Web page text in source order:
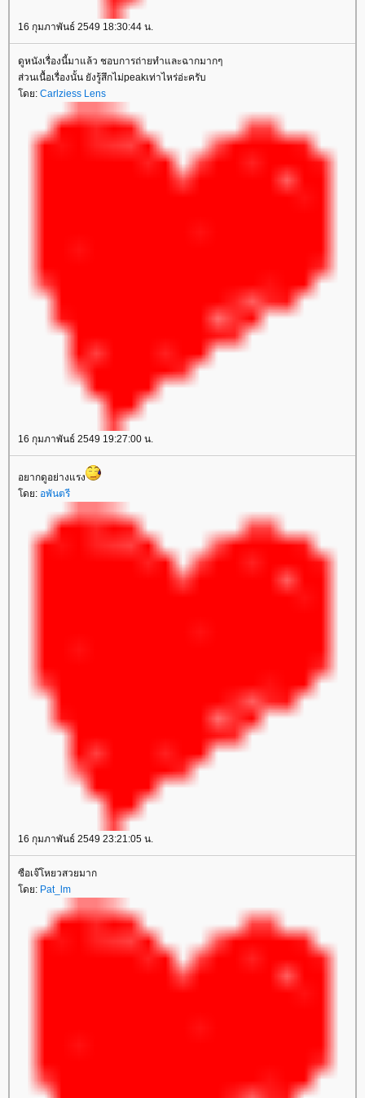
16 กุมภาพันธ์ 2549 18:30:44 น.
ดูหนังเรื่องนี้มาแล้ว ชอบการถ่ายทำและฉากมากๆ
ส่วนเนื้อเรื่องนั้น ยังรู้สึกไม่peakเท่าไหร่อ่ะครับ
ดย: Carlziess Lens
16 กุมภาพันธ์ 2549 19:27:00 น.
อยากดูอย่างแรง
ดย: อพันตรี
16 กุมภาพันธ์ 2549 23:21:05 น.
ซือเจ๊โหยวสวยมาก
ดย: Pat_lm